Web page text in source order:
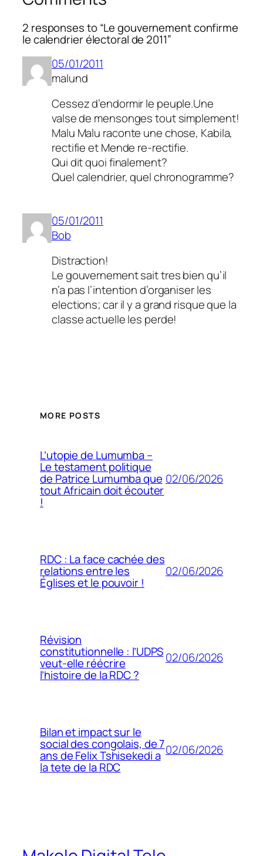
2 responses to “Le gouvernement confirme
le calendrier électoral de 2011”
05/01/2011
malund
Cessez d’endormir le peuple.Une
valse de mensonges tout simplement!
Malu Malu raconte une chose, Kabila,
rectifie et Mende re-rectifie.
Qui dit quoi finalement?
Quel calendrier, quel chronogramme?
05/01/2011
Bob
Distraction!
Le gouvernement sait tres bien qu’il
n’a pas l’intention d’organiser les
elections; car il y a grand risque que la
classe actuelle les perde!
MORE POSTS
L’utopie de Lumumba –
Le testament politique
de Patrice Lumumba que
tout Africain doit écouter
!
02/06/2026
RDC : La face cachée des
relations entre les
Églises et le pouvoir !
02/06/2026
Révision
constitutionnelle : l’UDPS
veut-elle réécrire
l’histoire de la RDC ?
02/06/2026
Bilan et impact sur le
social des congolais, de 7
ans de Felix Tshisekedi a
la tete de la RDC
02/06/2026